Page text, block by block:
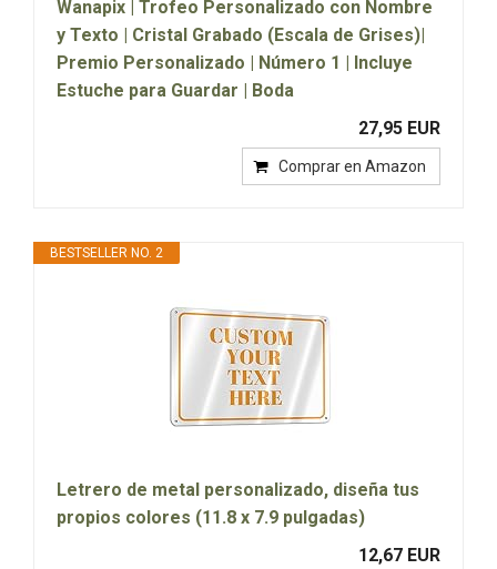
Wanapix | Trofeo Personalizado con Nombre
y Texto | Cristal Grabado (Escala de Grises)|
Premio Personalizado | Número 1 | Incluye
Estuche para Guardar | Boda
27,95 EUR
Comprar en Amazon
BESTSELLER NO. 2
Letrero de metal personalizado, diseña tus
propios colores (11.8 x 7.9 pulgadas)
12,67 EUR